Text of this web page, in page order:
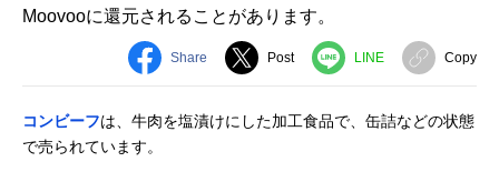
Moovooに還元されることがあります。
Share Post LINE Copy
コンビーフは、牛肉を塩漬けにした加工食品で、缶詰などの状態
で売られています。